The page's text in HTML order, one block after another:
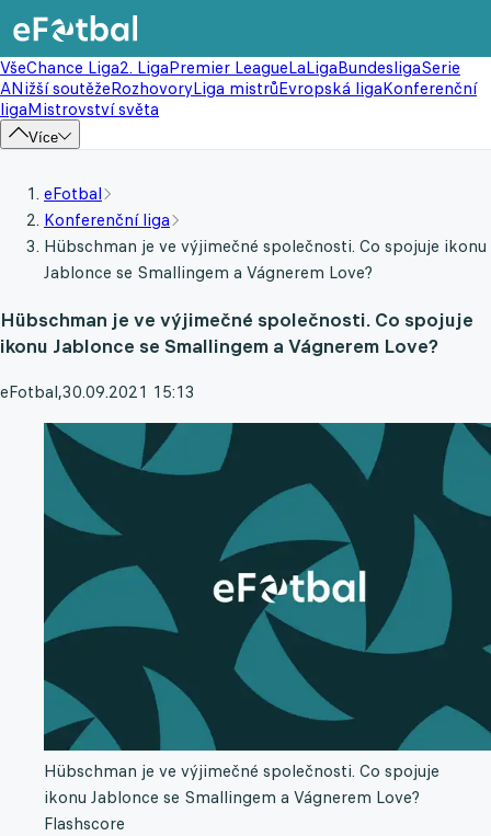
VšeChance Liga2. LigaPremier LeagueLaLigaBundesligaSerie
ANižší soutěžeRozhovoryLiga mistrůEvropská ligaKonferenční
ligaMistrovství světa
Více
eFotbal
Konferenční liga
Hübschman je ve výjimečné společnosti. Co spojuje ikonu
Jablonce se Smallingem a Vágnerem Love?
Hübschman je ve výjimečné společnosti. Co spojuje
ikonu Jablonce se Smallingem a Vágnerem Love?
eFotbal,30.09.2021 15:13
Hübschman je ve výjimečné společnosti. Co spojuje
ikonu Jablonce se Smallingem a Vágnerem Love?
Flashscore